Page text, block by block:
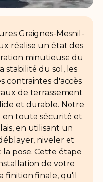
Graignes-Mesnil-
réalise un état des
minutieuse du
stabilité du sol, les
contraintes d'accès
de terrassement
et durable. Notre
en toute sécurité et
en utilisant un
niveler et
pose. Cette étape
de votre
finition finale, qu'il